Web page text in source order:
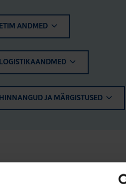
ETIM ANDMED
LOGISTIKAANDMED
HINNANGUD JA MÄRGISTUSED